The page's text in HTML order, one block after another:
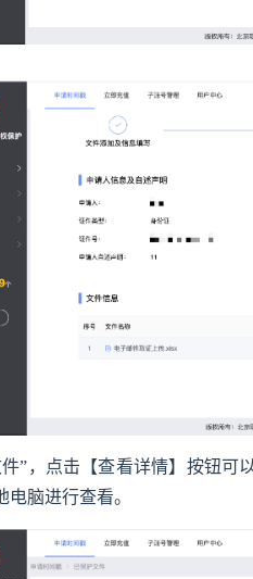
”，点击【查看详情】按钮
脑进行查看。